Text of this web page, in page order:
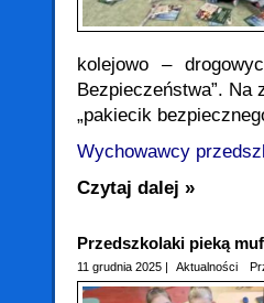
kolejowo –
Bezpieczeństwa”. Na
„pakiecik
Wychowawcy
Czytaj dalej »
Przedszkolaki pieką
11 grudnia 2025 | Aktualności